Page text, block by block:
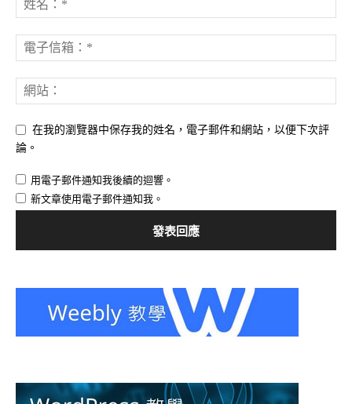
在我的瀏覽器中保存我的姓名，電子郵件和網站，以便下次評
論。
用電子郵件通知我後續的迴響。
新文章使用電子郵件通知我。